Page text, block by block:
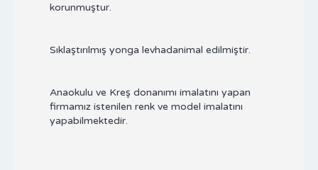
korunmuştur.
Sıklaştırılmış yonga levhadanimal edilmiştir.
Anaokulu ve Kreş donanımı imalatını yapan
firmamız istenilen renk ve model imalatını
yapabilmektedir.